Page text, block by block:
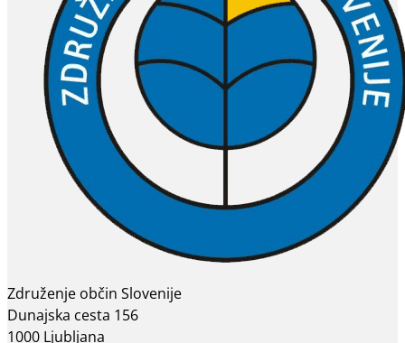
Združenje občin Slovenije
Dunajska cesta 156
1000 Ljubljana